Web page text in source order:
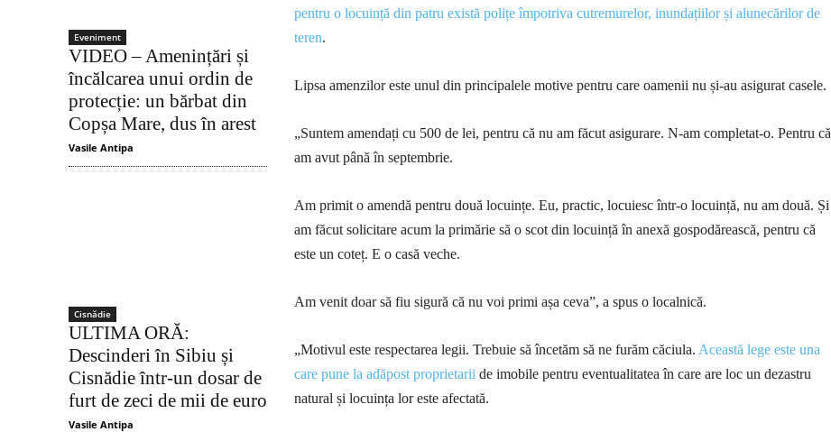
Eveniment
VIDEO – Amenințări și
încălcarea unui ordin de
protecție: un bărbat din
Copșa Mare, dus în arest
Vasile Antipa
Cisnădie
ULTIMA ORĂ:
Descinderi în Sibiu și
Cisnădie într-un dosar de
furt de zeci de mii de euro
Vasile Antipa
pentru o locuință din patru există polițe împotriva cutremurelor, inundațiilor și alunecărilor de
teren.
Lipsa amenzilor este unul din principalele motive pentru care oamenii nu și-au asigurat casele.
„Suntem amendați cu 500 de lei, pentru că nu am făcut asigurare. N-am completat-o. Pentru că
am avut până în septembrie.
Am primit o amendă pentru două locuințe. Eu, practic, locuiesc într-o locuință, nu am două. Și
am făcut solicitare acum la primărie să o scot din locuință în anexă gospodărească, pentru că
este un coteț. E o casă veche.
Am venit doar să fiu sigură că nu voi primi așa ceva”, a spus o localnică.
„Motivul este respectarea legii. Trebuie să încetăm să ne furăm căciula. Această lege este una
care pune la adăpost proprietarii de imobile pentru eventualitatea în care are loc un dezastru
natural și locuința lor este afectată.